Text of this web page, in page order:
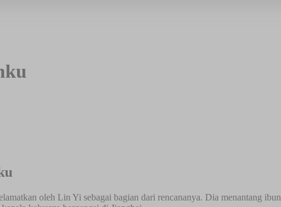
oleh Lin Yi sebagai bagian dari rencananya. Dia menantang